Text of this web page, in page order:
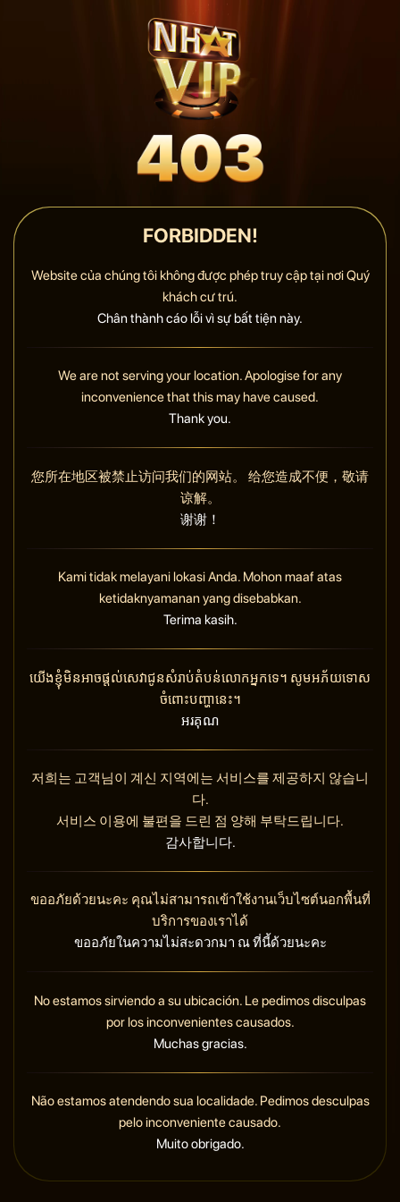
FORBIDDEN!
Website của chúng tôi không được phép truy cập tại nơi Quý
khách cư trú.
Chân thành cáo lỗi vì sự bất tiện này.
We are not serving your location. Apologise for any
inconvenience that this may have caused.
Thank you.
您所在地区被禁止访问我们的网站。 给您造成不便，敬请
谅解。
谢谢！
Kami tidak melayani lokasi Anda. Mohon maaf atas
ketidaknyamanan yang disebabkan.
Terima kasih.
យើងខ្ញុំមិនអាចផ្តល់សេវាជូនសំរាប់តំបន់លោកអ្នកទេ។ សូមអភ័យទោស
ចំពោះបញ្ហានេះ។
អរគុណ
저희는 고객님이 계신 지역에는 서비스를 제공하지 않습니
다.
서비스 이용에 불편을 드린 점 양해 부탁드립니다.
감사합니다.
ขออภัยด้วยนะคะ คุณไม่สามารถเข้าใช้งานเว็บไซต์นอกพื้นที่
บริการของเราได้
ขออภัยในความไม่สะดวกมา ณ ที่นี้ด้วยนะคะ
No estamos sirviendo a su ubicación. Le pedimos disculpas
por los inconvenientes causados.
Muchas gracias.
Não estamos atendendo sua localidade. Pedimos desculpas
pelo inconveniente causado.
Muito obrigado.